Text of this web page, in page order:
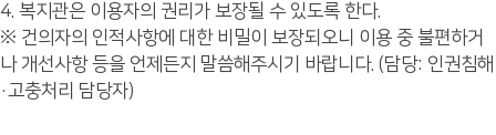
4. 복지관은 이용자의 권리가 보장될 수 있도록 한다.
※ 건의자의 인적사항에 대한 비밀이 보장되오니 이용 중 불편하거
나 개선사항 등을 언제든지 말씀해주시기 바랍니다. (담당: 인권침해
·고충처리 담당자)